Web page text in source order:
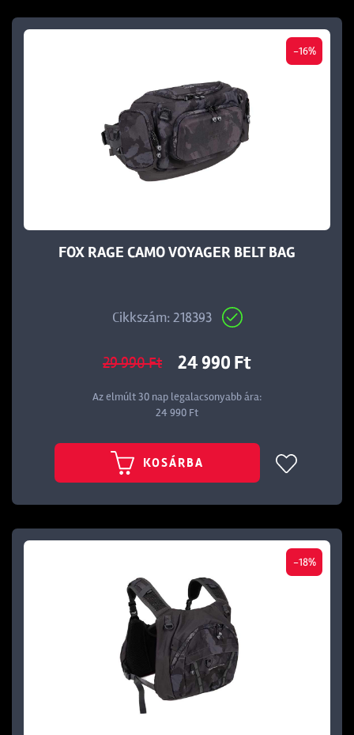
-16%
FOX RAGE CAMO VOYAGER BELT BAG
Cikkszám: 218393
29 990 Ft 24 990 Ft
Az elmúlt 30 nap legalacsonyabb ára:
24 990 Ft
KOSÁRBA
-18%